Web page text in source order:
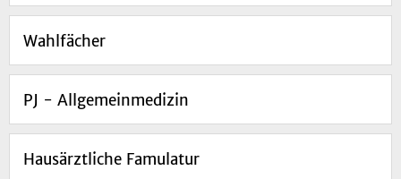
Wahlfächer
PJ - Allgemeinmedizin
Hausärztliche Famulatur